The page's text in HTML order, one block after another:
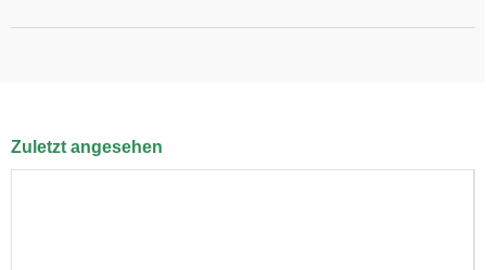
Zuletzt angesehen